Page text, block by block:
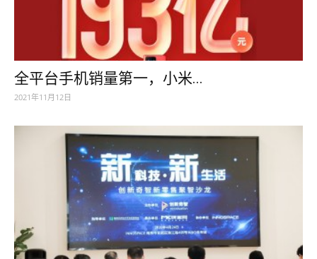
全平台手机销量第一，小米...
2021年11月12日